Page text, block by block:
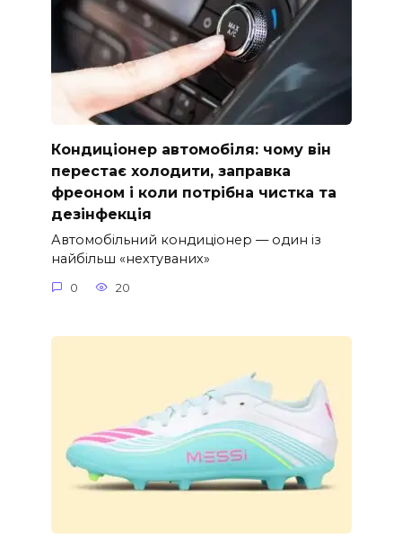
Кондиціонер автомобіля: чому він
перестає холодити, заправка
фреоном і коли потрібна чистка та
дезінфекція
Автомобільний кондиціонер — один із
найбільш «нехтуваних»
0 20